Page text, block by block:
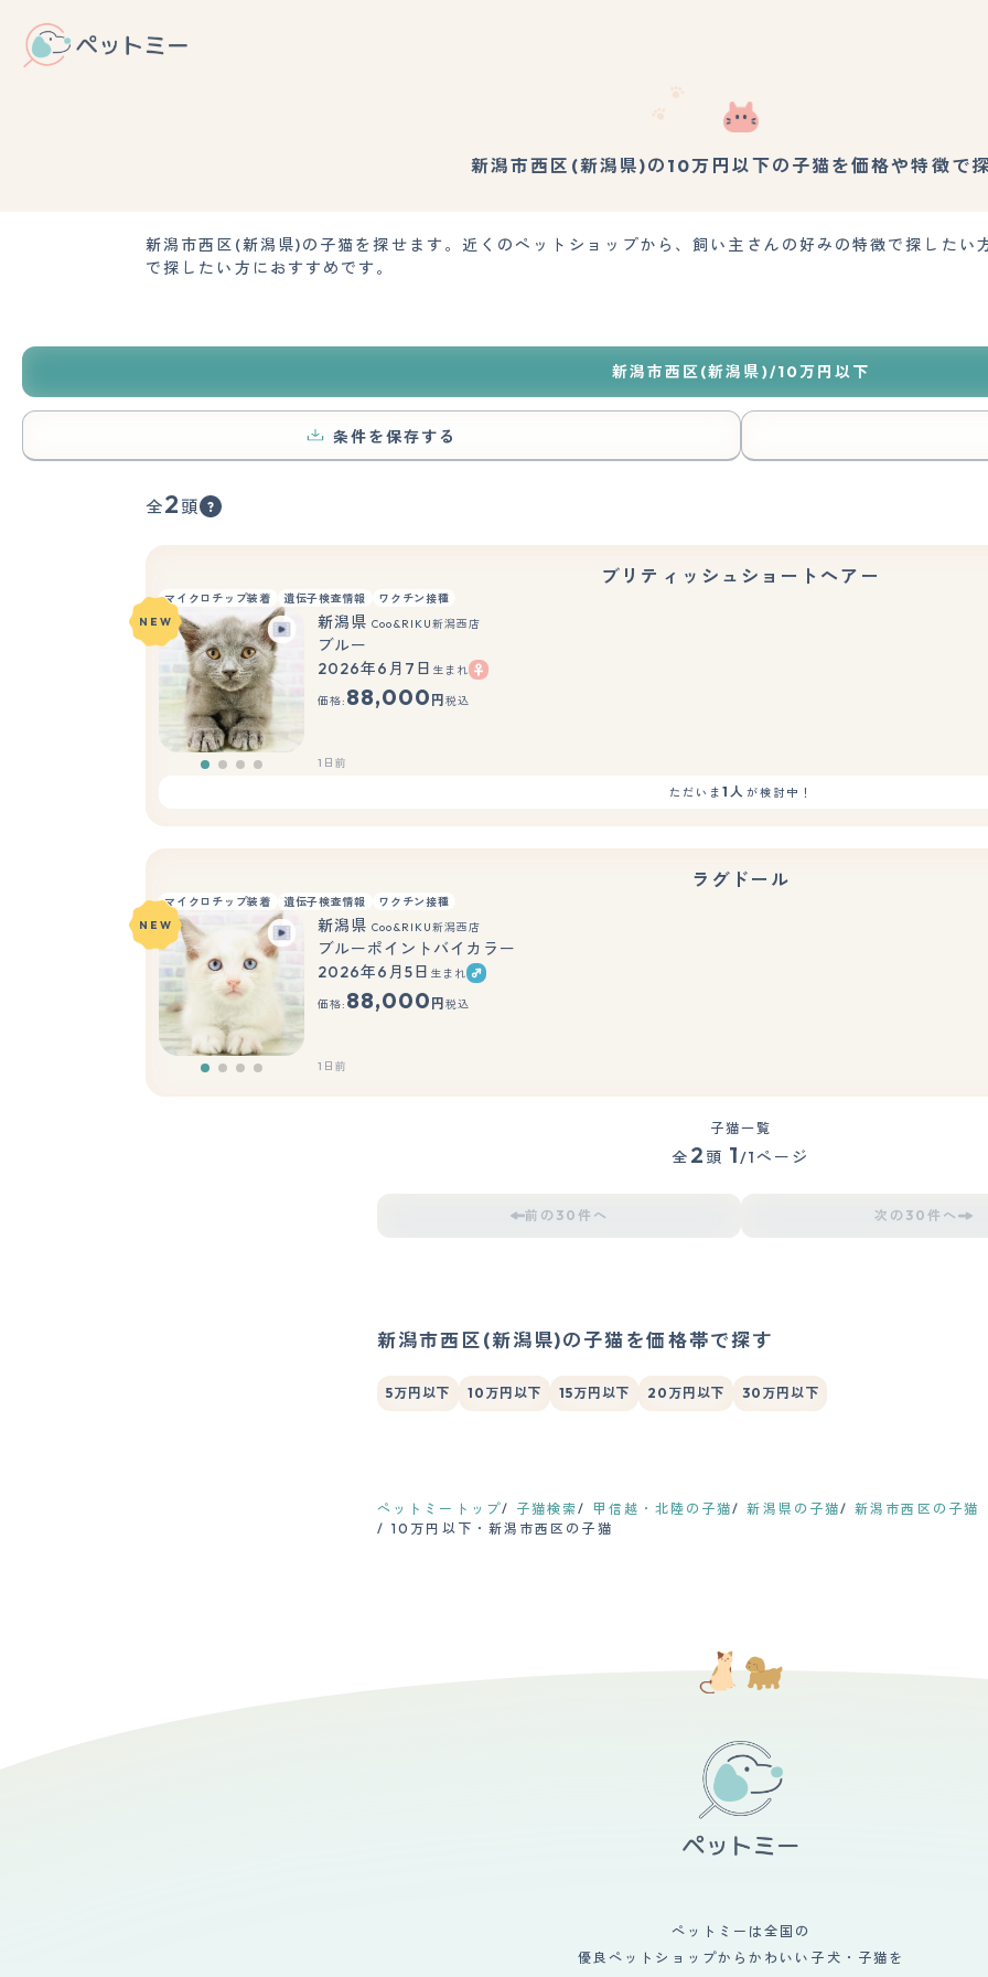
新潟市西区(新潟県)の10万円以下の子猫を価格や特徴で
新潟市西区(新潟県)の子猫を探せます。近くのペットショップから、飼い主さんの好みの特徴で探したい
で探したい方におすすめです。
新潟市西区(新潟県)/10万円以下
条件を保存する
全2 頭
ブリティッシュショートヘアー
マイクロチップ装着 遺伝子検査情報 ワクチン接種
NEW 新潟県 Coo&RIKU新潟西店
ブルー
2026年6月7日 生まれ
価格: 88,000 円 税込
1日前
ただいま1人 が検討中！
ラグドール
マイクロチップ装着 遺伝子検査情報 ワクチン接種
NEW 新潟県 Coo&RIKU新潟西店
ブルーポイントバイカラー
2026年6月5日 生まれ
価格: 88,000 円 税込
1日前
子猫一覧
全 2 頭 1/1ページ
前の30件へ 次の30件へ
新潟市西区(新潟県)の子猫を価格帯で探す
5万円以下 10万円以下 15万円以下 20万円以下 30万円以下
ペットミートップ 子猫検索 甲信越・北陸の子猫 新潟県の子猫
新潟市西区の子猫
10万円以下・新潟市西区の子猫
ペットミーは全国の
優良ペットショップからかわいい子犬・子猫を